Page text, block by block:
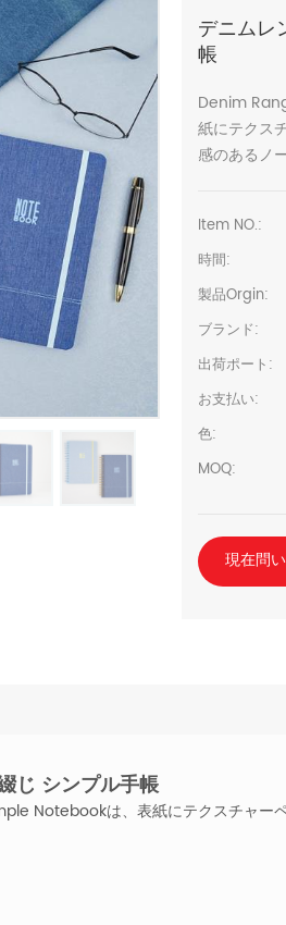
デニムレ
帳
Denim
紙にテクス
感のあるノ
Item NO.:
時間:
製品Orgin:
ブランド:
出荷ポート:
お支払い:
色:
MOQ:
現在問
じ シンプル手帳
Notebookは、表紙にテクスチャー